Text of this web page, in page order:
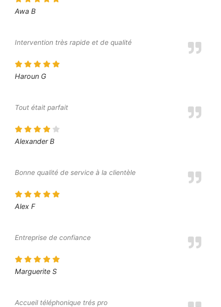
Awa B
Intervention très rapide et de qualité
Haroun G
Tout était parfait
Alexander B
Bonne qualité de service à la clientèle
Alex F
Entreprise de confiance
Marguerite S
Accueil téléphonique trés pro